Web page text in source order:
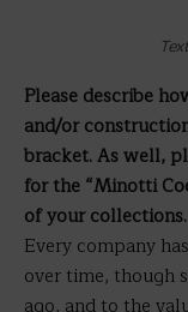
Please describe
and/or
bracket. As well,
for the “Minotti
of your collections.
Every company
over time, though
ago, and to the